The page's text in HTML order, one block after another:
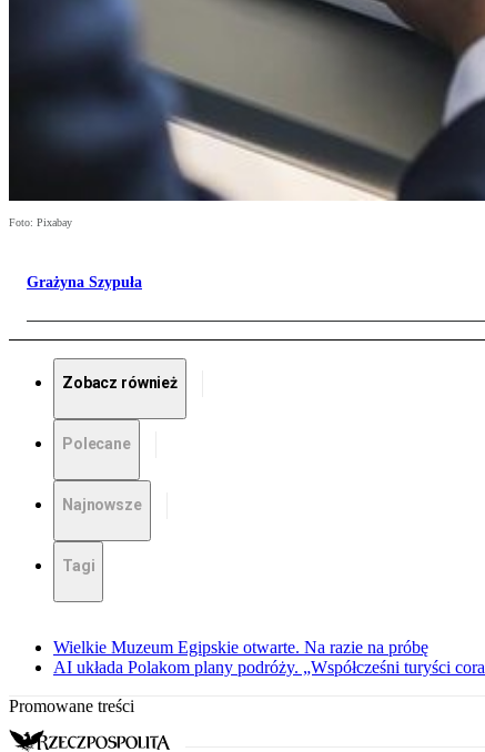
Foto: Pixabay
Grażyna Szypuła
Zobacz również
Polecane
Najnowsze
Tagi
Wielkie Muzeum Egipskie otwarte. Na razie na próbę
AI układa Polakom plany podróży. „Współcześni turyści
Promowane treści